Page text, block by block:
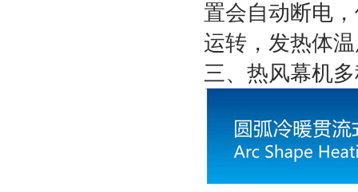
置会自动断电
运转，发热体
三、热风幕机